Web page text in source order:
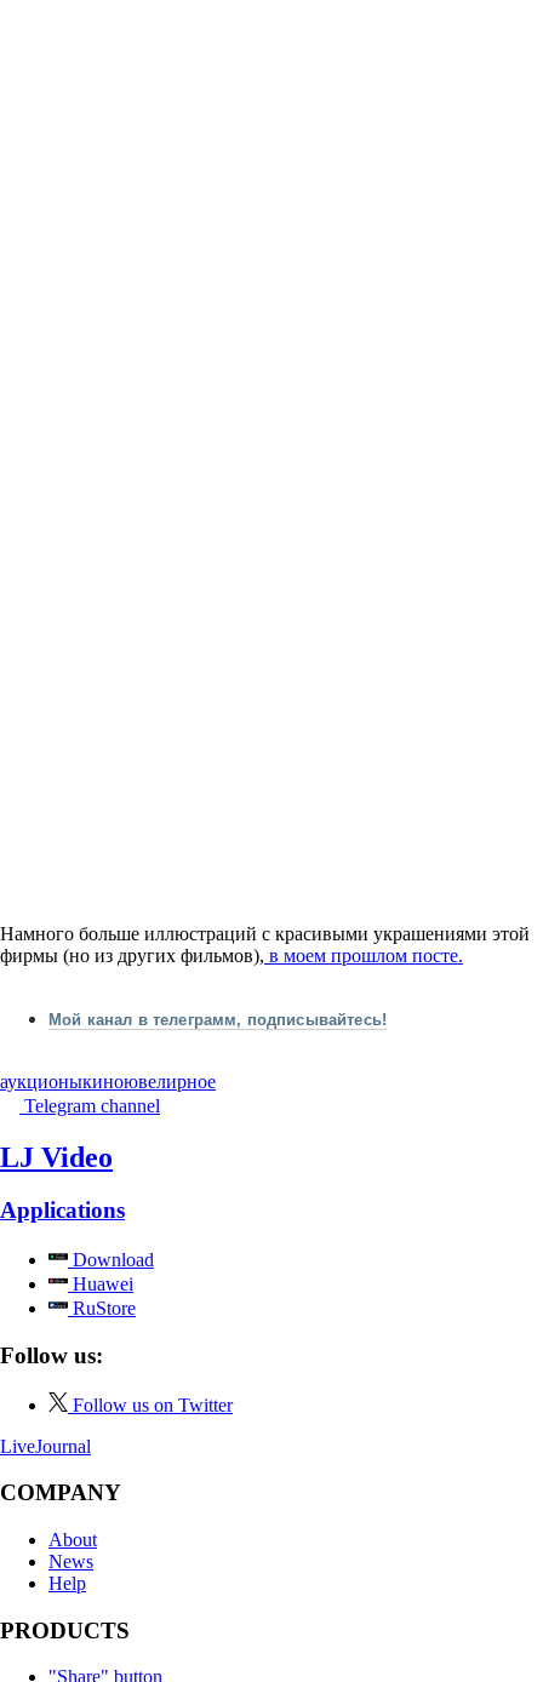
Намного больше иллюстраций с красивыми украшениями этой
фирмы (но из других фильмов), в моем прошлом посте.
Мой канал в телеграмм, подписывайтесь!
аукционыкиноювелирное
Telegram channel
LJ Video
Applications
Download
Huawei
RuStore
Follow us:
Follow us on Twitter
LiveJournal
COMPANY
About
News
Help
PRODUCTS
"Share" button